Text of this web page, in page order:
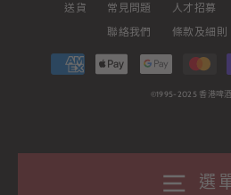
選
送貨 常見問題 人才招募
聯絡我們
條款及細則
©1995-2025 香港啤